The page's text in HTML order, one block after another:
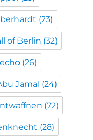
(23)
of Berlin (32)
(26)
Jamal (24)
(72)
(28)